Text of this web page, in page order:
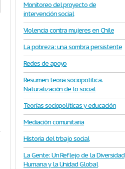
Monitoreo del proyecto de
intervención social
Violencia contra mujeres en Chile
La pobreza: una sombra persistente
Redes de apoyo
Resumen teoria sociopolítica.
Naturalización de lo social
Teorías sociopolíticas y educación
Mediación comunitaria
Historia del trbajo social
La Gente: Un Reflejo de la Diversidad
Humana y la Unidad Global